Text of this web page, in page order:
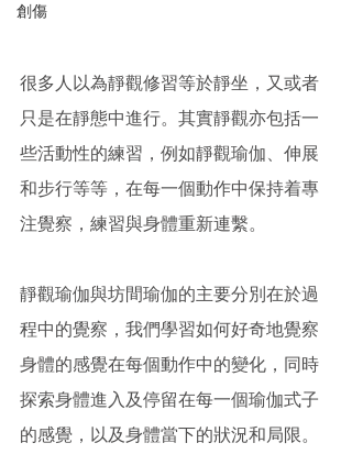
創傷
很多人以為靜觀修習等於靜坐，又或者
只是在靜態中進行。其實靜觀亦包括一
些活動性的練習，例如靜觀瑜伽、伸展
和步行等等，在每一個動作中保持着專
注覺察，練習與身體重新連繫。
靜觀瑜伽與坊間瑜伽的主要分別在於過
程中的覺察，我們學習如何好奇地覺察
身體的感覺在每個動作中的變化，同時
探索身體進入及停留在每一個瑜伽式子
的感覺，以及身體當下的狀況和局限。